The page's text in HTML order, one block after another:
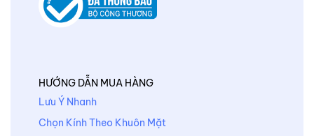
HƯỚNG DẪN MUA HÀNG
Lưu Ý Nhanh
Chọn Kính Theo Khuôn Mặt